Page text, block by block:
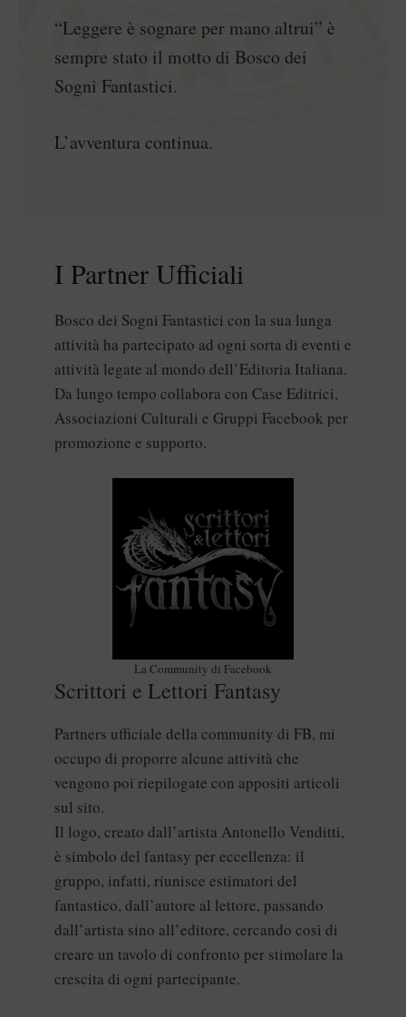
“Leggere è sognare per mano altrui” è
sempre stato il motto di Bosco dei
Sogni Fantastici.
L’avventura continua.
I Partner Ufficiali
Bosco dei Sogni Fantastici con la sua lunga
attività ha partecipato ad ogni sorta di eventi e
attività legate al mondo dell’Editoria Italiana.
Da lungo tempo collabora con Case Editrici,
Associazioni Culturali e Gruppi Facebook per
promozione e supporto.
La Community di Facebook
Scrittori e Lettori Fantasy
Partners ufficiale della community di FB, mi
occupo di proporre alcune attività che
vengono poi riepilogate con appositi articoli
sul sito.
Il logo, creato dall’artista Antonello Venditti,
è simbolo del fantasy per eccellenza: il
gruppo, infatti, riunisce estimatori del
fantastico, dall’autore al lettore, passando
dall’artista sino all’editore, cercando così di
creare un tavolo di confronto per stimolare la
crescita di ogni partecipante.